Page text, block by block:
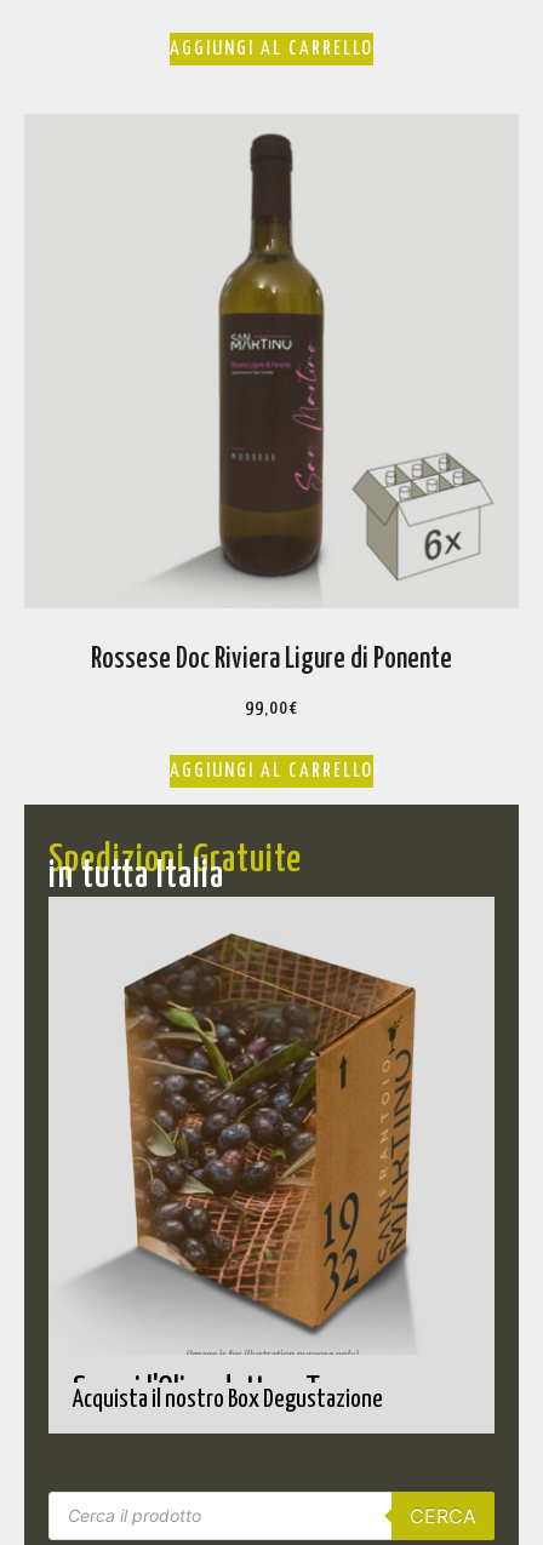
AGGIUNGI AL CARRELLO
Rossese Doc Riviera Ligure di Ponente
99,00€
AGGIUNGI AL CARRELLO
Spedizioni Gratuite
in tutta Italia
Scopri l'Olio adatto a Te
Acquista il nostro Box Degustazione
CERCA